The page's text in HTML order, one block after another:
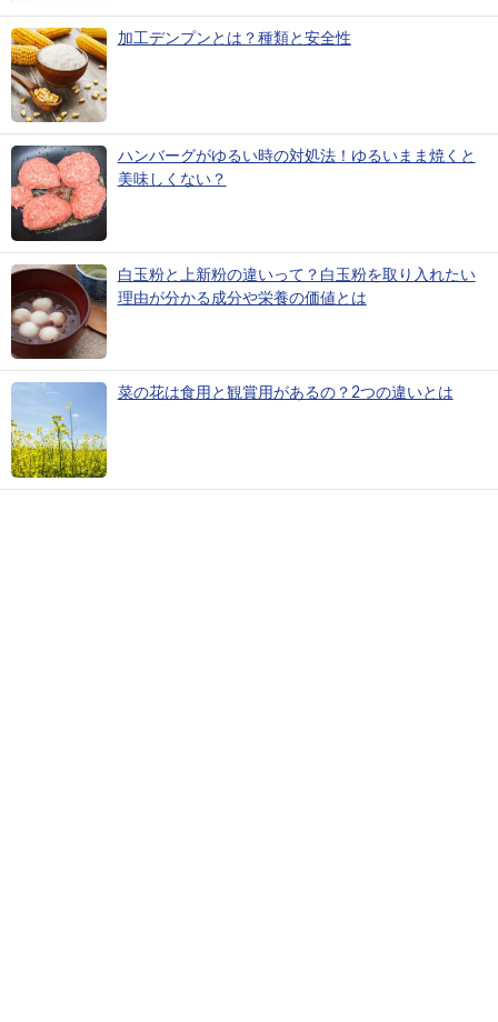
加工デンプンとは？種類と安全性
ハンバーグがゆるい時の対処法！ゆるいまま焼くと
美味しくない？
白玉粉と上新粉の違いって？白玉粉を取り入れたい
理由が分かる成分や栄養の価値とは
菜の花は食用と観賞用があるの？2つの違いとは